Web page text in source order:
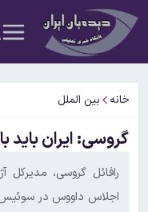
خانه بین الملل
گروسی: ایران باید
رافائل گروسی، مدیرکل
اجلاس داووس در سوئیس